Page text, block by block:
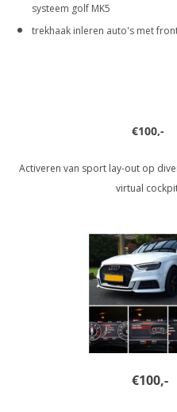
systeem golf MK5
trekhaak inleren auto's met
€100,-
Activeren van sport lay-out op
virtual
€100,-